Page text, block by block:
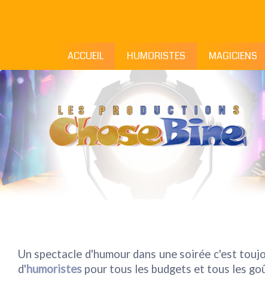
ACCUEIL HUMORISTES MAGICIENS
Un spectacle d'humour dans une soirée c'est
d'humoristes pour tous les budgets et tous les